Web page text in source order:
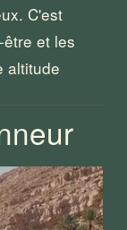
C'est
et les
altitude